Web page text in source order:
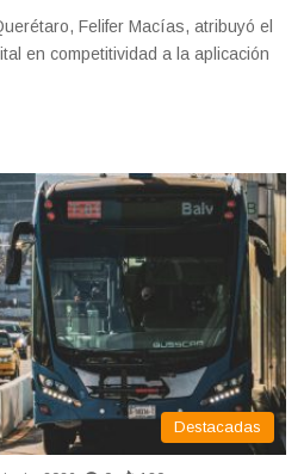
Felifer Macías, atribuyó el
en competitividad a la aplicación
Destacadas